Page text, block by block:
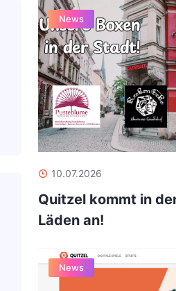
News
10.07.2026
Quitzel kommt in
Läden an!
News